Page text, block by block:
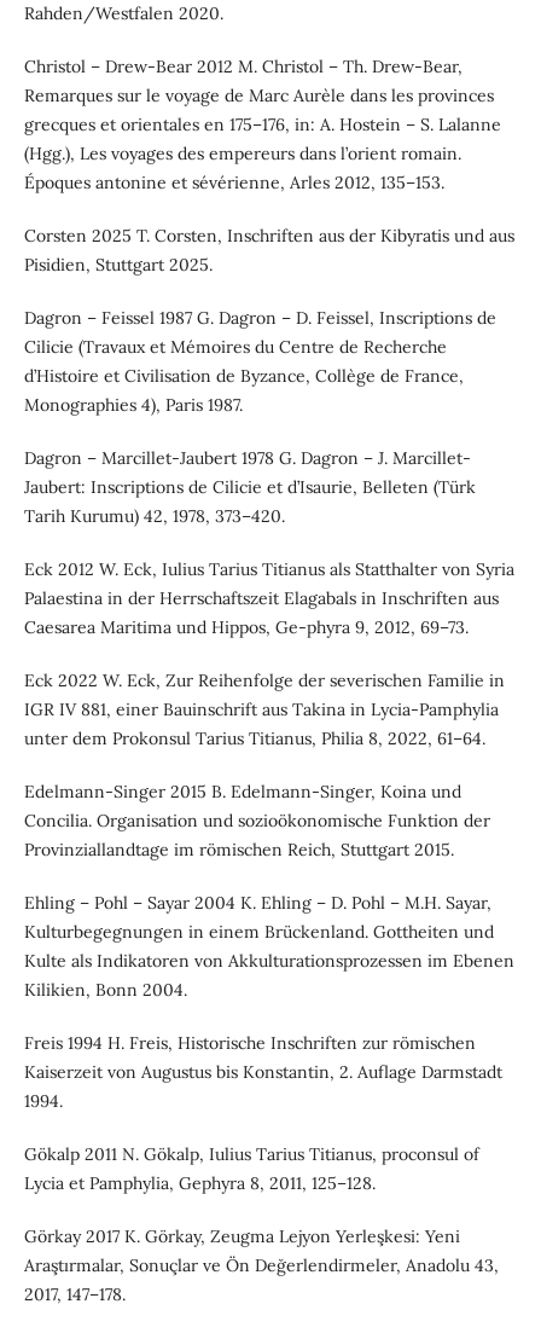
Rahden/Westfalen 2020.
Christol – Drew-Bear 2012 M. Christol – Th. Drew-Bear,
Remarques sur le voyage de Marc Aurèle dans les provinces
grecques et orientales en 175–176, in: A. Hostein – S. Lalanne
(Hgg.), Les voyages des empereurs dans l’orient romain.
Époques antonine et sévérienne, Arles 2012, 135–153.
Corsten 2025 T. Corsten, Inschriften aus der Kibyratis und aus
Pisidien, Stuttgart 2025.
Dagron – Feissel 1987 G. Dagron – D. Feissel, Inscriptions de
Cilicie (Travaux et Mémoires du Centre de Recherche
d’Histoire et Civilisation de Byzance, Collège de France,
Monographies 4), Paris 1987.
Dagron – Marcillet-Jaubert 1978 G. Dagron – J. Marcillet-
Jaubert: Inscriptions de Cilicie et d’Isaurie, Belleten (Türk
Tarih Kurumu) 42, 1978, 373–420.
Eck 2012 W. Eck, Iulius Tarius Titianus als Statthalter von Syria
Palaestina in der Herrschaftszeit Elagabals in Inschriften aus
Caesarea Maritima und Hippos, Ge-phyra 9, 2012, 69–73.
Eck 2022 W. Eck, Zur Reihenfolge der severischen Familie in
IGR IV 881, einer Bauinschrift aus Takina in Lycia-Pamphylia
unter dem Prokonsul Tarius Titianus, Philia 8, 2022, 61–64.
Edelmann-Singer 2015 B. Edelmann-Singer, Koina und
Concilia. Organisation und sozioökonomische Funktion der
Provinziallandtage im römischen Reich, Stuttgart 2015.
Ehling – Pohl – Sayar 2004 K. Ehling – D. Pohl – M.H. Sayar,
Kulturbegegnungen in einem Brückenland. Gottheiten und
Kulte als Indikatoren von Akkulturationsprozessen im Ebenen
Kilikien, Bonn 2004.
Freis 1994 H. Freis, Historische Inschriften zur römischen
Kaiserzeit von Augustus bis Konstantin, 2. Auflage Darmstadt
1994.
Gökalp 2011 N. Gökalp, Iulius Tarius Titianus, proconsul of
Lycia et Pamphylia, Gephyra 8, 2011, 125–128.
Görkay 2017 K. Görkay, Zeugma Lejyon Yerleşkesi: Yeni
Araştırmalar, Sonuçlar ve Ön Değerlendirmeler, Anadolu 43,
2017, 147–178.